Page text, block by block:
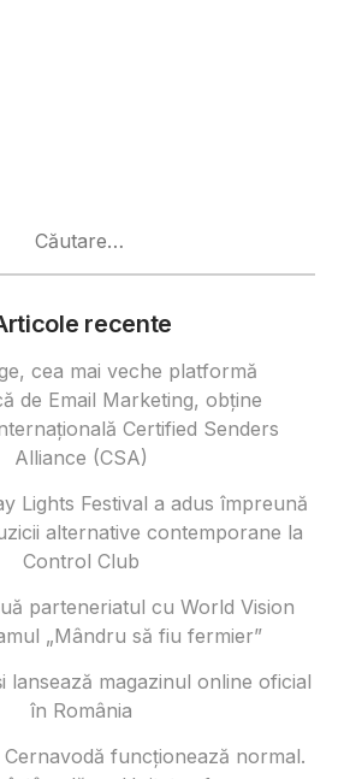
recente
cea mai veche platformă
de Email Marketing, obține
Certified Senders
Alliance (CSA)
Lights Festival a adus împreună
alternative contemporane la
Control Club
parteneriatul cu World Vision
„Mândru să fiu fermier”
lansează magazinul online oficial
în România
Cernavodă funcționează normal.